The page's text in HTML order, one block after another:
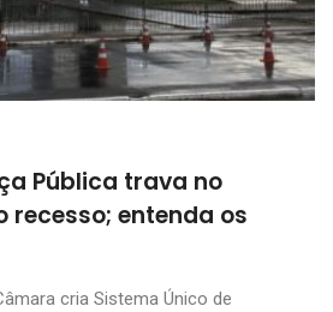
Pública trava no
recesso; entenda os
cria Sistema Único de